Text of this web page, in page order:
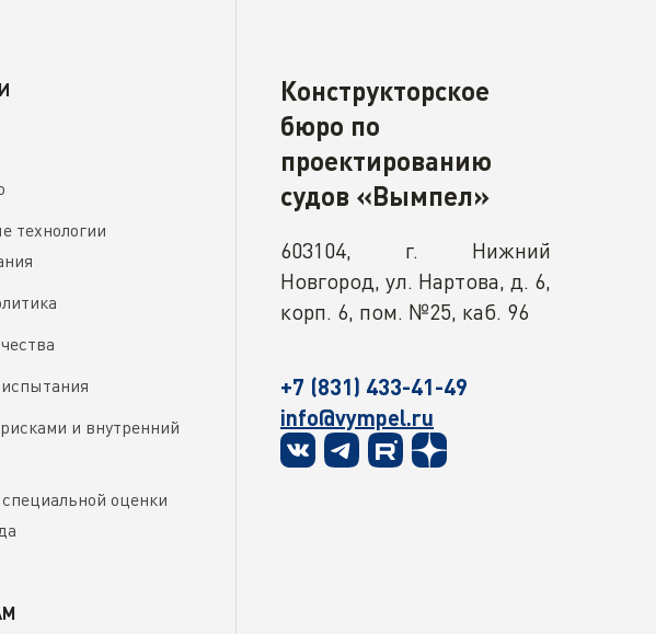
технологии
и внутренний
оценки
Конструкторское
бюро по
проектированию
судов «Вымпел»
603104, г. Нижний
Новгород, ул. Нартова, д. 6,
корп. 6, пом. №25, каб. 96
+7 (831) 433-41-49
info@vympel.ru